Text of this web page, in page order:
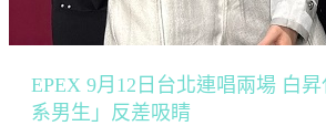
EPEX 9月12日台北連唱兩場 白
系男生」反差吸睛